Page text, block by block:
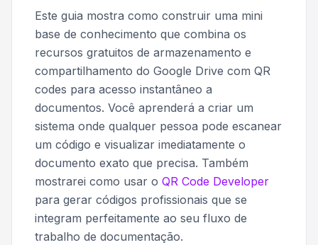
Este guia mostra como construir uma mini
base de conhecimento que combina os
recursos gratuitos de armazenamento e
compartilhamento do Google Drive com QR
codes para acesso instantâneo a
documentos. Você aprenderá a criar um
sistema onde qualquer pessoa pode escanear
um código e visualizar imediatamente o
documento exato que precisa. Também
mostrarei como usar o QR Code Developer
para gerar códigos profissionais que se
integram perfeitamente ao seu fluxo de
trabalho de documentação.